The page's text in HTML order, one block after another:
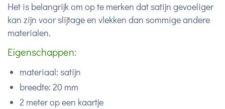
Het is belangrijk om op te merken dat satijn gevoeliger
kan zijn voor slijtage en vlekken dan sommige andere
materialen.
Eigenschappen:
materiaal: satijn
breedte: 20 mm
2 meter op een kaartje